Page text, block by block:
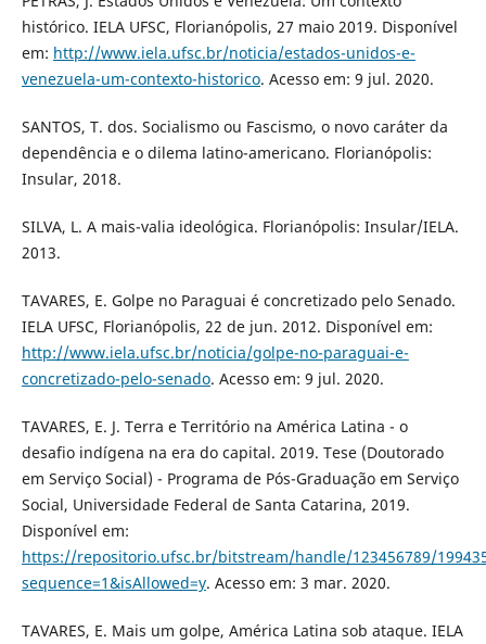
histórico. IELA UFSC, Florianópolis, 27 maio 2019. Disponível
em: http://www.iela.ufsc.br/noticia/estados-unidos-e-
venezuela-um-contexto-historico. Acesso em: 9 jul. 2020.
SANTOS, T. dos. Socialismo ou Fascismo, o novo caráter da
dependência e o dilema latino-americano. Florianópolis:
Insular, 2018.
SILVA, L. A mais-valia ideológica. Florianópolis: Insular/IELA.
2013.
TAVARES, E. Golpe no Paraguai é concretizado pelo Senado.
IELA UFSC, Florianópolis, 22 de jun. 2012. Disponível em:
http://www.iela.ufsc.br/noticia/golpe-no-paraguai-e-
concretizado-pelo-senado. Acesso em: 9 jul. 2020.
TAVARES, E. J. Terra e Território na América Latina - o
desafio indígena na era do capital. 2019. Tese (Doutorado
em Serviço Social) - Programa de Pós-Graduação em Serviço
Social, Universidade Federal de Santa Catarina, 2019.
Disponível em:
https://repositorio.ufsc.br/bitstream/handle/123456789/
sequence=1&isAllowed=y. Acesso em: 3 mar. 2020.
TAVARES, E. Mais um golpe, América Latina sob ataque. IELA